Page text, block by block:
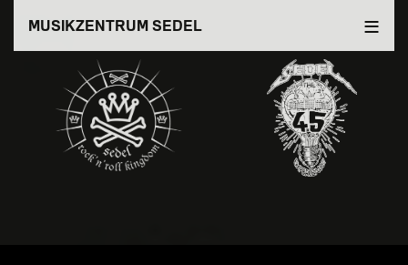
Inhalt
MUSIKZENTRUM SEDEL